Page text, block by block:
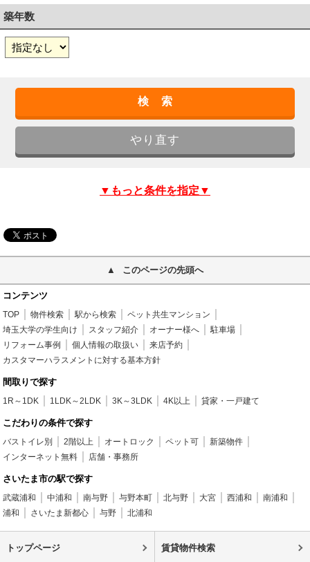
築年数
▼もっと条件を指定▼
このページの先頭へ
コンテンツ
TOP 物件検索 駅から検索
ペット共生マンション
埼玉大学の学生向け
スタッフ紹介 オーナー様へ
駐車場
リフォーム事例
個人情報の取扱い
来店予約
カスタマーハラスメントに対する基本方針
間取りで探す
1R～1DK 1LDK～2LDK 3K～3LDK 4K以上 貸家・一戸建て
こだわりの条件で探す
バストイレ別 2階以上 オートロック ペット可
新築物件
インターネット無料
店舗・事務所
さいたま市の駅で探す
武蔵浦和 中浦和 南与野 与野本町 北与野 大宮 西浦和
南浦和
浦和
さいたま新都心 与野 北浦和
トップページ 賃貸物件検索